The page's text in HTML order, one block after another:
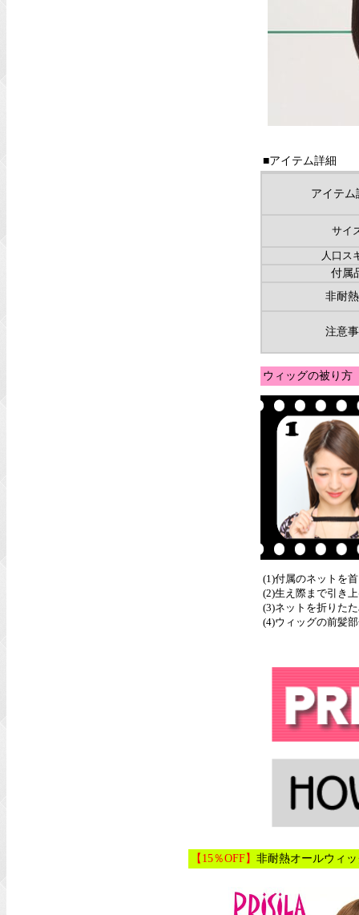
■アイテム詳細
アイテ
サイ
人口ス
付属
非耐
注意
ウィッグの被り方
(1)付属のネットを
(2)生え際まで引き
(3)ネットを折りた
(4)ウィッグの前髪
【15％OFF】 非耐熱オールウィ